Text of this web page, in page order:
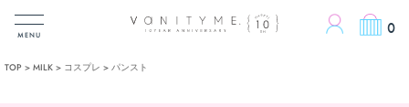
0
MENU
TOP MILK コスプレ パンスト